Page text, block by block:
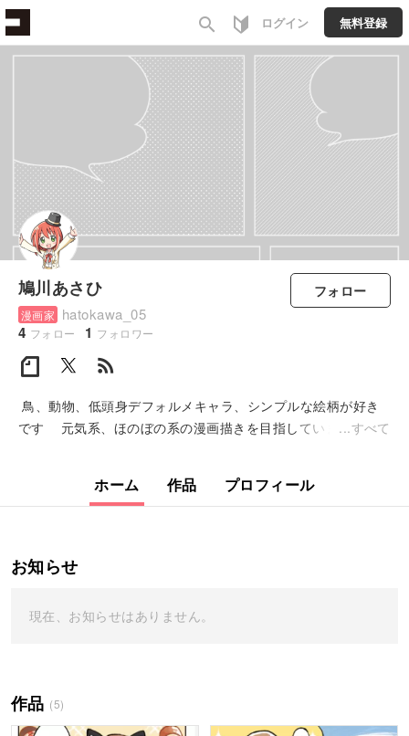
search ログイン 無料登録
鳩川あさひ
漫画家 hatokawa_05
4 フォロー 1 フォロワー
フォロー
rss_feed
鳥、動物、低頭身デフォルメキャラ、シンプルな絵柄が好き
です 元気系、ほのぼの系の漫画描きを目指しています &...
すべて
ホーム 作品 プロフィール
お知らせ
現在、お知らせはありません。
作品 (5)